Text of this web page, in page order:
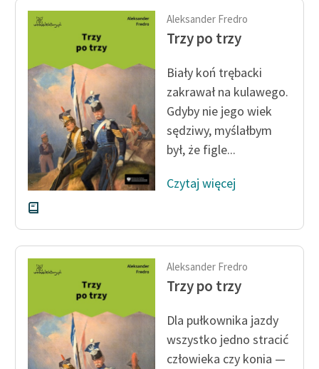
Aleksander Fredro
Trzy po trzy
Biały koń trębacki
zakrawał na kulawego.
Gdyby nie jego wiek
sędziwy, myślałbym
był, że figle...
Czytaj więcej
Aleksander Fredro
Trzy po trzy
Dla pułkownika jazdy
wszystko jedno stracić
człowieka czy konia —